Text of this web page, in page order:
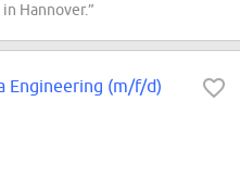
Hannover.”
Engineering (m/f/d)